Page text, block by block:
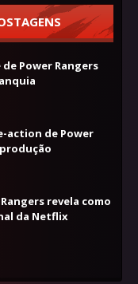
de Power Rangers
action de Power
revela como
da Netflix